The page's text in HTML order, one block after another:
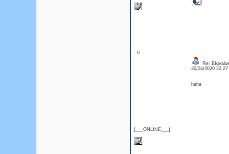
: 0
{___ONLINE___}
Re:
30/04/2020
haha